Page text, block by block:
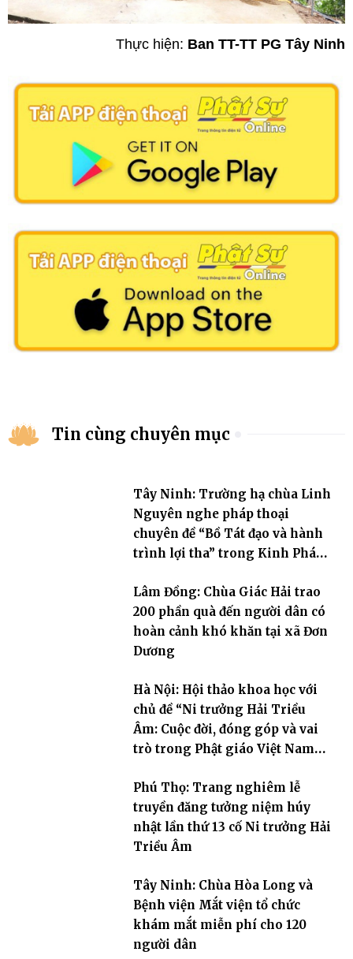
Thực hiện: Ban TT-TT PG Tây Ninh
Tin cùng chuyên mục
Tây Ninh: Trường hạ chùa Linh
Nguyên nghe pháp thoại
chuyên đề “Bồ Tát đạo và hành
trình lợi tha” trong Kinh Pháp
Lâm Đồng: Chùa Giác Hải trao
200 phần quà đến người dân có
hoàn cảnh khó khăn tại xã Đơn
Dương
Hà Nội: Hội thảo khoa học với
chủ đề “Ni trưởng Hải Triều
Âm: Cuộc đời, đóng góp và vai
trò trong Phật giáo Việt Nam
Phú Thọ: Trang nghiêm lễ
truyền đăng tưởng niệm húy
nhật lần thứ 13 cố Ni trưởng Hải
Triều Âm
Tây Ninh: Chùa Hòa Long và
Bệnh viện Mắt viện tổ chức
khám mắt miễn phí cho 120
người dân